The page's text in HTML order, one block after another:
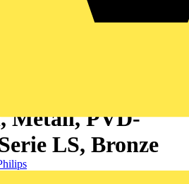
Metall, PVD-
LS, Bronze